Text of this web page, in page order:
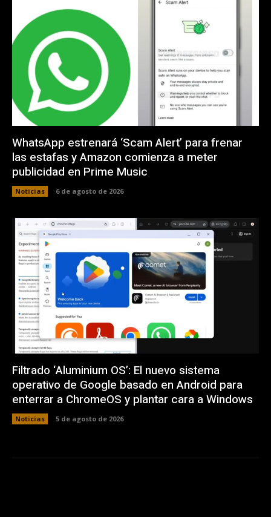
WhatsApp estrenará ‘Scam Alert’ para frenar
las estafas y Amazon comienza a meter
publicidad en Prime Music
Noticias 6 de agosto de 2026
Filtrado ‘Aluminium OS’: El nuevo sistema
operativo de Google basado en Android para
enterrar a ChromeOS y plantar cara a Windows
Noticias 5 de agosto de 2026